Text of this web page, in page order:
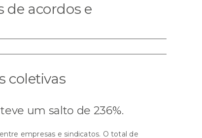
de acordos e
coletivas
um salto de 236%.
empresas e sindicatos. O total de